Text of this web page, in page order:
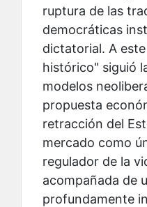
ruptura de las
democráticas
dictatorial. A
histórico" siguió
modelos
propuesta
retracción del
mercado como
regulador de la
acompañada de
profundamente